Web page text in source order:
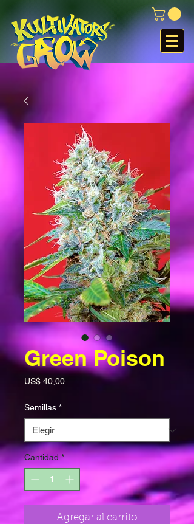
Green Poison
US$ 40,00Precio
Semillas *
Cantidad *
Agregar al carrito